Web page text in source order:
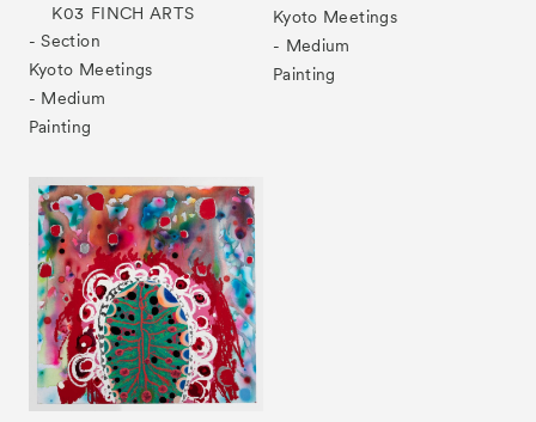
Tickets VIP
K03 FINCH ARTS
- Section
Kyoto Meetings
- Medium
Painting
Kyoto Meetings
- Medium
Painting